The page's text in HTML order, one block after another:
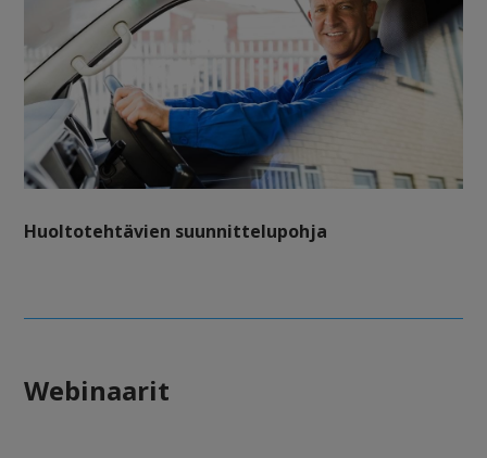
Huoltotehtävien suunnittelupohja
Webinaarit